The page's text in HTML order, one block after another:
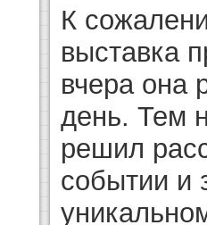
К
выставка
вчера она
день. Тем
решил
событии и